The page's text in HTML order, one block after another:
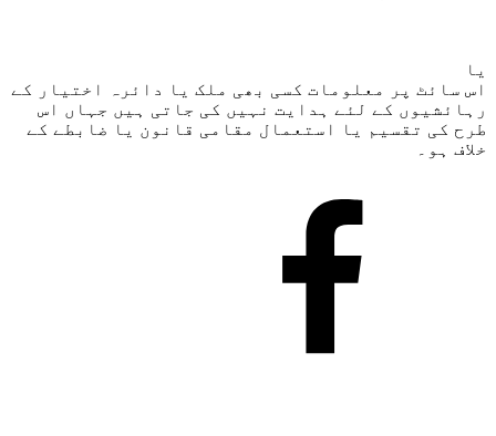
یا
اس سائٹ پر معلومات کسی بھی ملک یا دائرہ اختیار کے
رہائشیوں کے لئے ہدایت نہیں کی جاتی ہیں جہاں اس
طرح کی تقسیم یا استعمال مقامی قانون یا ضابطے کے
خلاف ہو۔